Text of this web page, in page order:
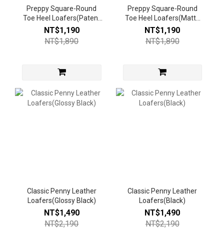
Preppy Square-Round
Toe Heel Loafers(Patent
Black)
NT$1,190
NT$1,890
Preppy Square-Round
Toe Heel Loafers(Matte
Black)
NT$1,190
NT$1,890
Classic Penny Leather
Loafers(Glossy Black)
NT$1,490
NT$2,190
Classic Penny Leather
Loafers(Black)
NT$1,490
NT$2,190